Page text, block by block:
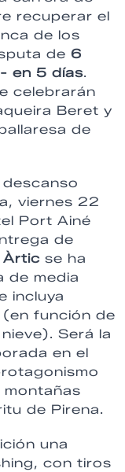
recuperar el
de los
de 6
en 5 días.
celebrarán
Beret y
de
viernes 22
Port Ainé
de
Àrtic se ha
de media
incluya
función de
Será la
en el
de Pirena.
una
con tiros